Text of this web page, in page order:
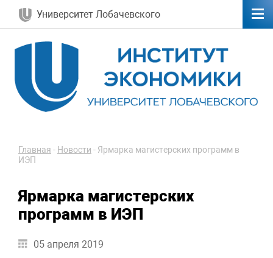
Университет Лобачевского
Главная - Новости - Ярмарка магистерских программ в
ИЭП
Ярмарка магистерских
программ в ИЭП
05 апреля 2019